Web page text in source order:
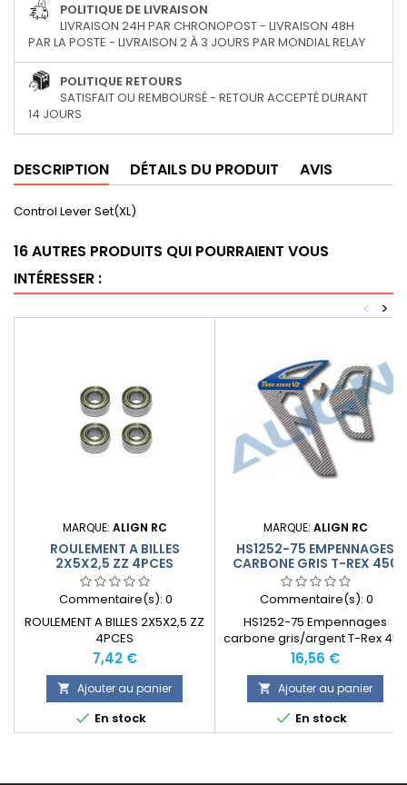
POLITIQUE DE LIVRAISON
LIVRAISON 24H PAR CHRONOPOST - LIVRAISON 48H
PAR LA POSTE - LIVRAISON 2 À 3 JOURS PAR MONDIAL RELAY
POLITIQUE RETOURS
SATISFAIT OU REMBOURSÉ - RETOUR ACCEPTÉ DURANT
14 JOURS
DESCRIPTION DÉTAILS DU PRODUIT AVIS
Control Lever Set(XL)
16 AUTRES PRODUITS QUI POURRAIENT VOUS
INTÉRESSER :
>
<
MARQUE: ALIGN RC
ROULEMENT A BILLES
2X5X2,5 ZZ 4PCES
Commentaire(s): 0
ROULEMENT A BILLES 2X5X2,5 ZZ
4PCES
Prix
7,42 €
 Ajouter au panier
 En stock
MARQUE: ALIGN RC
HS1252-75 EMPENNAGES
CARBONE GRIS T-REX 450
Commentaire(s): 0
HS1252-75 Empennages
carbone gris/argent T-Rex 450
Prix
16,56 €
 Ajouter au panier
 En stock